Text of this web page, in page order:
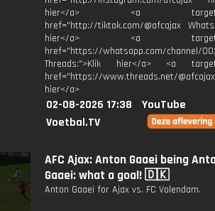
hier</a> <a
href="http://tiktok.com/@afcajax
hier</a> <a
href="https://whatsapp.com/channel/
Threads:">Klik hier</a> <a
href="https://www.threads.net/
hier</a>
02-08-2026 17:38
YouTube
Voetbal.TV
AFC Ajax: Anton Gaaei being
Gaaei: what a goal! 🇩🇰
Anton Gaaei for Ajax vs. FC Volendam.